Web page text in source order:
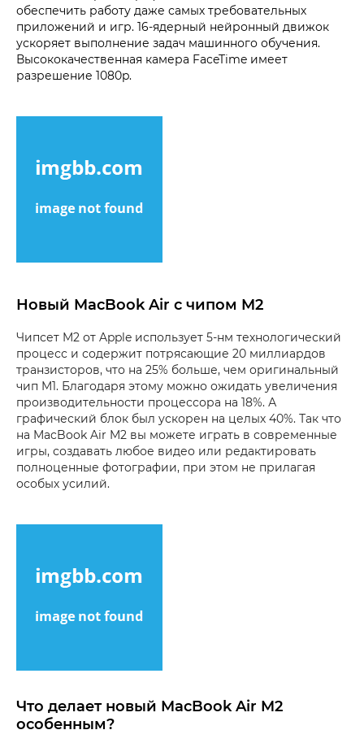
обеспечить работу даже самых требовательных
приложений и игр. 16-ядерный нейронный движок
ускоряет выполнение задач машинного обучения.
Высококачественная камера FaceTime имеет
разрешение 1080p.
Новый MacBook Air с чипом M2
Чипсет M2 от Apple использует 5-нм технологический
процесс и содержит потрясающие 20 миллиардов
транзисторов, что на 25% больше, чем оригинальный
чип M1. Благодаря этому можно ожидать увеличения
производительности процессора на 18%. А
графический блок был ускорен на целых 40%. Так что
на MacBook Air M2 вы можете играть в современные
игры, создавать любое видео или редактировать
полноценные фотографии, при этом не прилагая
особых усилий.
Что делает новый MacBook Air M2
особенным?